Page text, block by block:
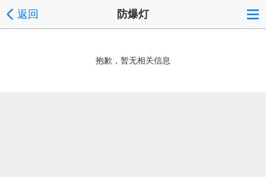
返回 防爆灯
抱歉，暂无相关信息